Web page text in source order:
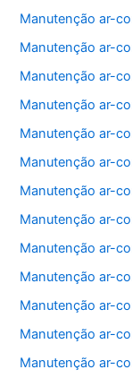
Manutenção ar-
Manutenção ar-
Manutenção ar-
Manutenção ar-
Manutenção ar-
Manutenção ar-
Manutenção ar-
Manutenção ar-
Manutenção ar-
Manutenção ar-
Manutenção ar-
Manutenção ar-
Manutenção ar-